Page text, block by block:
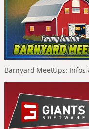
Barnyard MeetUps: